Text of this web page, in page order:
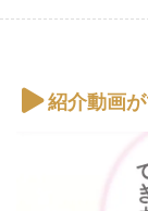
紹介動画